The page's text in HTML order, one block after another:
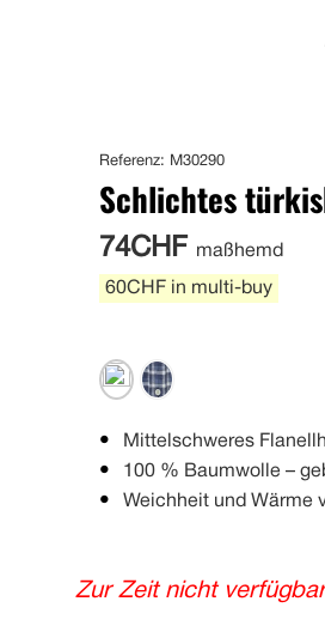
Referenz: M30290
Schlichtes
74CHF maßhemd
60CHF in multi-buy
Mittelschweres
100 % Baumwolle –
Weichheit und Wärme
Zur Zeit nicht